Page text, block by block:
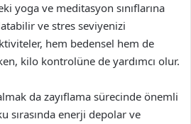
yoga ve meditasyon sınıflarına
ve stres seviyenizi
hem bedensel hem de
kilo kontrolüne de yardımcı olur.
da zayıflama sürecinde önemli
sırasında enerji depolar ve